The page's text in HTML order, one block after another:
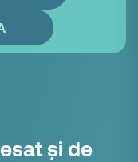
și de